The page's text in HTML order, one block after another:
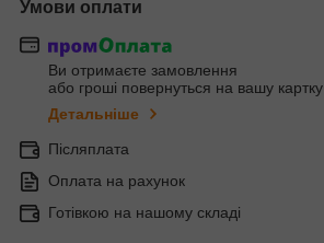
Умови оплати
Ви отримаєте замовлення
або гроші повернуться на вашу картку
Детальніше
Післяплата
Оплата на рахунок
Готівкою на нашому складі